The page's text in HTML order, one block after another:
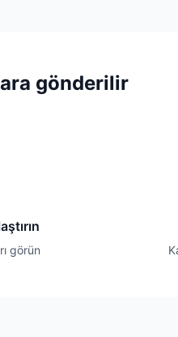
gönderilir
görün